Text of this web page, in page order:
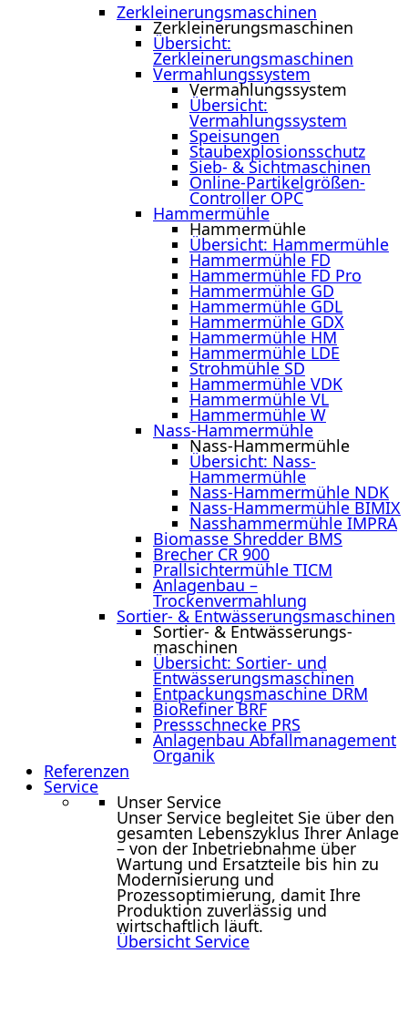
Zerkleinerungs­maschinen
Zerkleinerungs­maschinen
Übersicht:
Zerkleinerungsmaschinen
Vermahlungssystem
Vermahlungssystem
Übersicht:
Vermahlungssystem
Speisungen
Staubexplosionsschutz
Sieb- & Sichtmaschinen
Online-Partikelgrößen-
Controller OPC
Hammermühle
Hammermühle
Übersicht: Hammermühle
Hammermühle FD
Hammermühle FD Pro
Hammermühle GD
Hammermühle GDL
Hammermühle GDX
Hammermühle HM
Hammermühle LDE
Strohmühle SD
Hammermühle VDK
Hammermühle VL
Hammermühle W
Nass-Hammermühle
Nass-Hammermühle
Übersicht: Nass-
Hammermühle
Nass-Hammermühle NDK
Nass-Hammermühle BIMIX
Nasshammermühle IMPRA
Biomasse Shredder BMS
Brecher CR 900
Prallsichtermühle TICM
Anlagenbau –
Trockenvermahlung
Sortier- & Entwässerungs­maschinen
Sortier- & Entwässerungs­
maschinen
Übersicht: Sortier- und
Entwässerungsmaschinen
Entpackungsmaschine DRM
BioRefiner BRF
Pressschnecke PRS
Anlagenbau Abfallmanagement
Organik
Referenzen
Service
Unser Service
Unser Service begleitet Sie über den
gesamten Lebenszyklus Ihrer Anlage
– von der Inbetriebnahme über
Wartung und Ersatzteile bis hin zu
Modernisierung und
Prozessoptimierung, damit Ihre
Produktion zuverlässig und
wirtschaftlich läuft.
Übersicht Service